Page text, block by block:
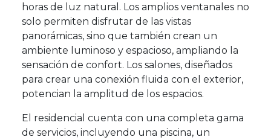
horas de luz natural. Los amplios ventanales no
solo permiten disfrutar de las vistas
panorámicas, sino que también crean un
ambiente luminoso y espacioso, ampliando la
sensación de confort. Los salones, diseñados
para crear una conexión fluida con el exterior,
potencian la amplitud de los espacios.
El residencial cuenta con una completa gama
de servicios, incluyendo una piscina, un